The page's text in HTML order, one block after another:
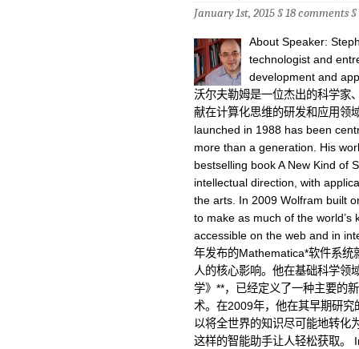
January 1st, 2015 §18 comments§
About Speaker:
technologist and
development and
沃尔夫勒姆是一位杰出的科学家
献在计算化思维的研发和应用领
launched in 1988 has been
more than a generation. His
bestselling book A New Kind of
intellectual direction, with
the arts. In 2009 Wolfram built
to make as much of the
accessible on the web and in
年发布的Mathematica*软件系统
人的核心影响。他在基础科学领
学》**，已经定义了一种主要的
术。在2009年，他在其早期研
以将全世界的知识尽可能地转化
这样的智能助手让人轻松获取。